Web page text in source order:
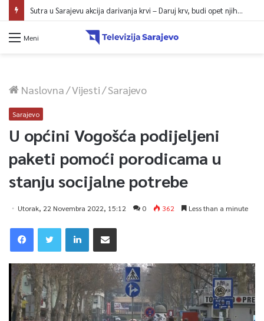
Sutra u Sarajevu akcija darivanja krvi – Daruj krv, budi opet njihov heroj
Meni
Naslovna/Vijesti/Sarajevo
Sarajevo
U općini Vogošća podijeljeni
paketi pomoći porodicama u
stanju socijalne potrebe
Utorak, 22 Novembra 2022, 15:12 0 362 Less than a minute